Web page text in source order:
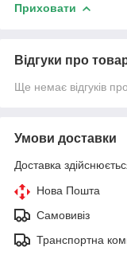
Приховати
Відгуки про
Ще немає відгуків
Умови доставки
Доставка
Нова Пошта
Самовивіз
Транспортна